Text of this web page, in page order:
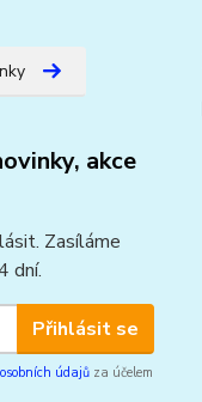
akce
Zasíláme
dní.
Přihlásit se
údajů za účelem